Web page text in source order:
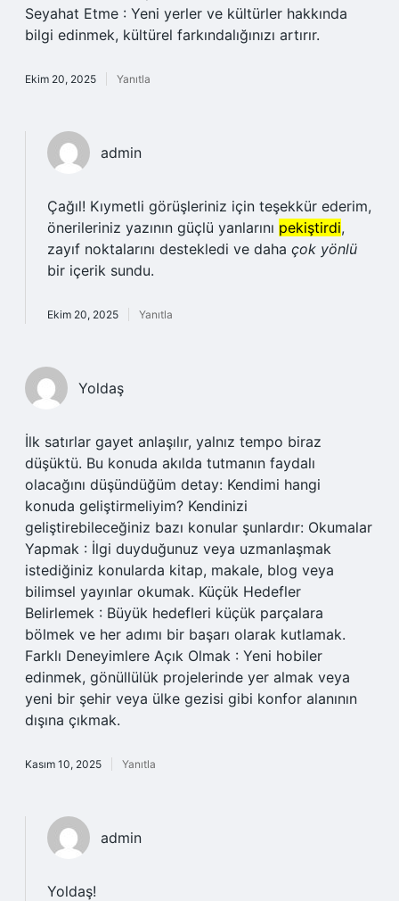
Seyahat Etme : Yeni yerler ve kültürler hakkında
bilgi edinmek, kültürel farkındalığınızı artırır.
Ekim 20, 2025 Yanıtla
admin
Çağıl! Kıymetli görüşleriniz için teşekkür ederim,
önerileriniz yazının güçlü yanlarını pekiştirdi,
zayıf noktalarını destekledi ve daha çok yönlü
bir içerik sundu.
Ekim 20, 2025 Yanıtla
Yoldaş
İlk satırlar gayet anlaşılır, yalnız tempo biraz
düşüktü. Bu konuda akılda tutmanın faydalı
olacağını düşündüğüm detay: Kendimi hangi
konuda geliştirmeliyim? Kendinizi
geliştirebileceğiniz bazı konular şunlardır: Okumalar
Yapmak : İlgi duyduğunuz veya uzmanlaşmak
istediğiniz konularda kitap, makale, blog veya
bilimsel yayınlar okumak. Küçük Hedefler
Belirlemek : Büyük hedefleri küçük parçalara
bölmek ve her adımı bir başarı olarak kutlamak.
Farklı Deneyimlere Açık Olmak : Yeni hobiler
edinmek, gönüllülük projelerinde yer almak veya
yeni bir şehir veya ülke gezisi gibi konfor alanının
dışına çıkmak.
Kasım 10, 2025 Yanıtla
admin
Yoldaş!